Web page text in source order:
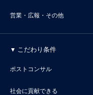
営業・広報・その他
こだわり条件
ポストコンサル
社会に貢献できる